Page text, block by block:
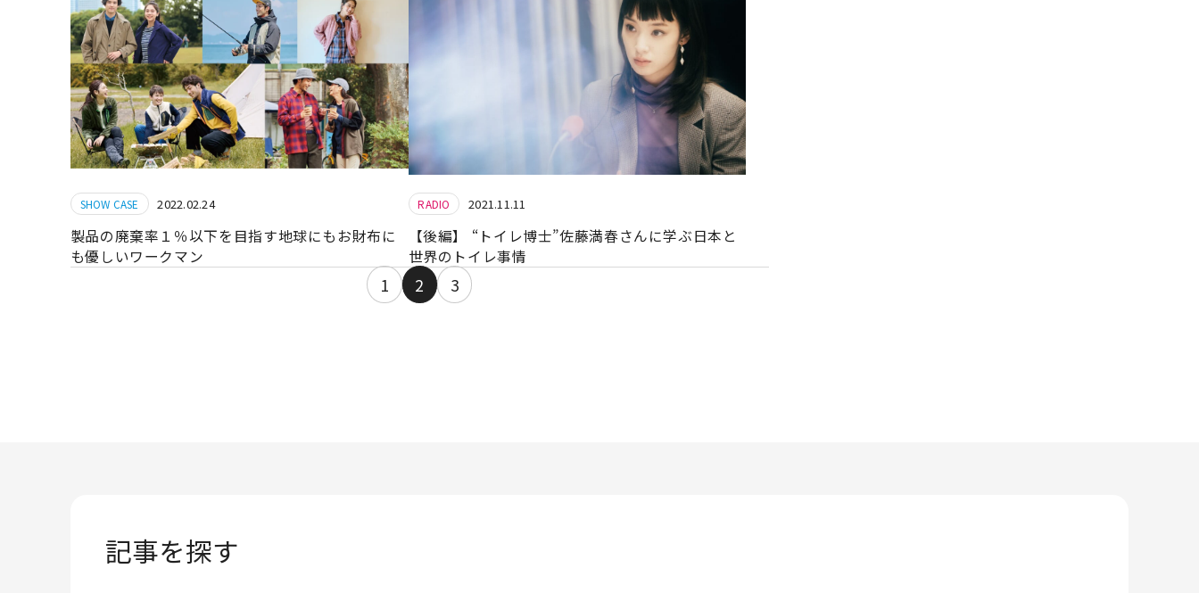
SHOW CASE 2022.02.24
製品の廃棄率１％以下を目指す地球にもお財布に
も優しいワークマン
RADIO 2021.11.11
【後編】 “トイレ博士”佐藤満春さんに学ぶ日本と
世界のトイレ事情
1 2 3
記事を探す